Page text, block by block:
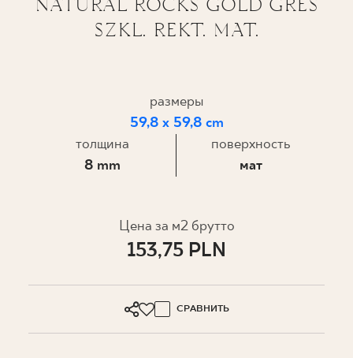
ГДЕ КУПИТЬ
МОЙ ПРОФИЛЬ
EN SK DE UK
SZKL. REKT. MAT.
размеры
59,8 x 59,8 cm
толщина
8 mm
поверхность
мат
Цена за м2 брутто
153,75 PLN
СРАВНИТЬ